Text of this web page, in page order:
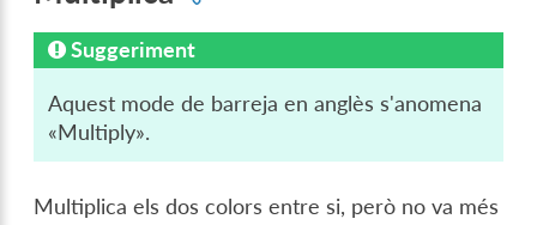
Suggeriment
Aquest mode de barreja en anglès s'anomena
«Multiply».
Multiplica els dos colors entre si, però no va més